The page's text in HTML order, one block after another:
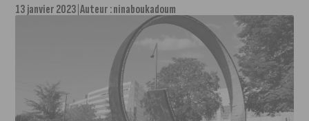
13 janvier 2023 Auteur :ninaboukadoum